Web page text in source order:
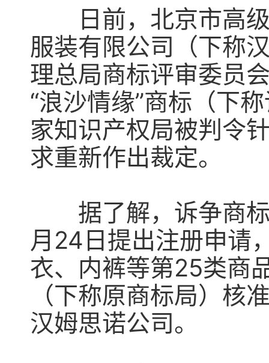
日前，北京市高级
服装有限公司（下称
理总局商标评审委员
“浪沙情缘”商标（下
家知识产权局被判令
求重新作出裁定。
据了解，诉争商标
月24日提出注册申请
衣、内裤等第25类商
（下称原商标局）核
汉姆思诺公司。